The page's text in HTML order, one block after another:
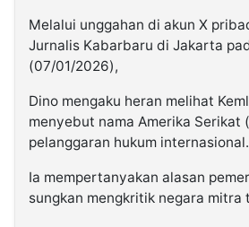
Melalui unggahan di akun X
Jurnalis Kabarbaru di Jakarta
(07/01/2026),
Dino mengaku heran melihat
menyebut nama Amerika Serikat
pelanggaran hukum internasional.
Ia mempertanyakan alasan
sungkan mengkritik negara mitra